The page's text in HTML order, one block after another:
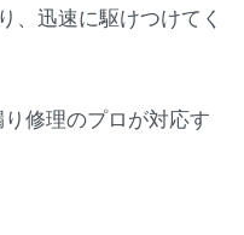
、迅速に駆けつけてく
修理のプロが対応す